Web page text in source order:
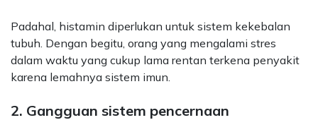
Padahal, histamin diperlukan untuk sistem kekebalan
tubuh. Dengan begitu, orang yang mengalami stres
dalam waktu yang cukup lama rentan terkena penyakit
karena lemahnya sistem imun.
2. Gangguan sistem pencernaan